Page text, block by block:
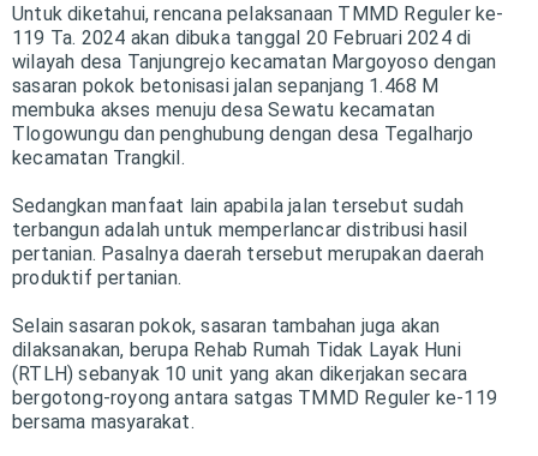
Untuk diketahui, rencana pelaksanaan TMMD Reguler ke-
119 Ta. 2024 akan dibuka tanggal 20 Februari 2024 di
wilayah desa Tanjungrejo kecamatan Margoyoso dengan
sasaran pokok betonisasi jalan sepanjang 1.468 M
membuka akses menuju desa Sewatu kecamatan
Tlogowungu dan penghubung dengan desa Tegalharjo
kecamatan Trangkil.
Sedangkan manfaat lain apabila jalan tersebut sudah
terbangun adalah untuk memperlancar distribusi hasil
pertanian. Pasalnya daerah tersebut merupakan daerah
produktif pertanian.
Selain sasaran pokok, sasaran tambahan juga akan
dilaksanakan, berupa Rehab Rumah Tidak Layak Huni
(RTLH) sebanyak 10 unit yang akan dikerjakan secara
bergotong-royong antara satgas TMMD Reguler ke-119
bersama masyarakat.